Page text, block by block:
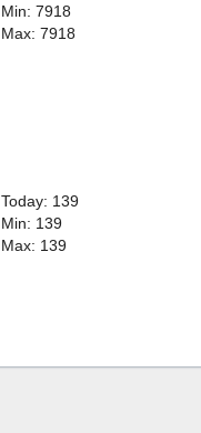
Min: 7918
Max: 7918
Today: 139
Min: 139
Max: 139